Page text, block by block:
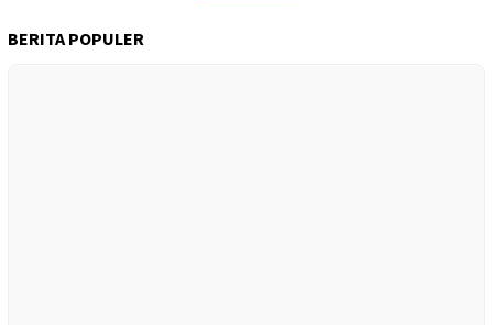
BERITA POPULER